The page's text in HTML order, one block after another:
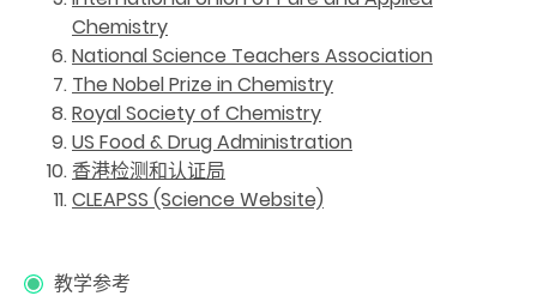
Chemistry
National Science Teachers Association
The Nobel Prize in Chemistry
Royal Society of Chemistry
US Food & Drug Administration
香港检测和认证局
CLEAPSS (Science Website)
教学参考